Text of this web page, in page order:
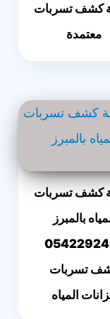
كشف تسربات
معتمدة
كشف تسربات
بالمبرز
تسربات
المياه